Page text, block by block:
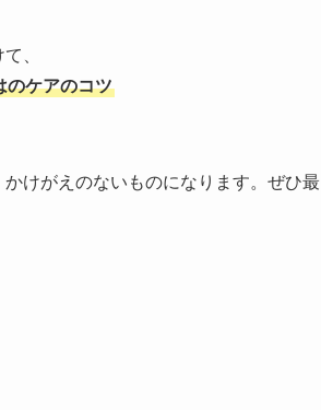
、
のケアのコツ
けがえのないものになります。ぜひ最